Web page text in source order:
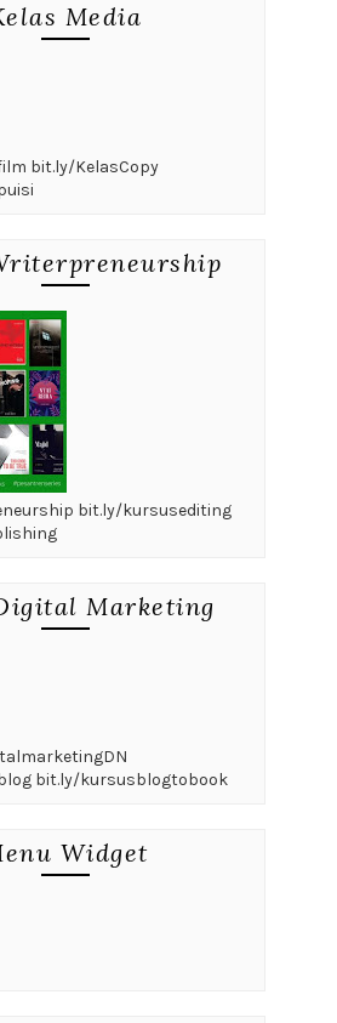
Media
bit.ly/KelasCopy
bit.ly/kursusediting
Marketing
bit.ly/kursusblogtobook
Widget